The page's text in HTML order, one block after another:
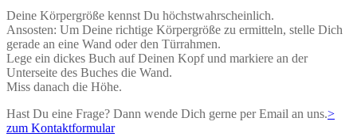
Deine Körpergröße kennst Du höchstwahrscheinlich.
Ansosten: Um Deine richtige Körpergröße zu ermitteln, stelle Dich
gerade an eine Wand oder den Türrahmen.
Lege ein dickes Buch auf Deinen Kopf und markiere an der
Unterseite des Buches die Wand.
Miss danach die Höhe.
Hast Du eine Frage? Dann wende Dich gerne per Email an uns.>
zum Kontaktformular